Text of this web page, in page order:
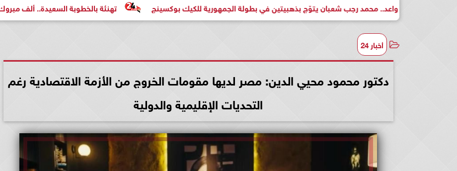
تهنئة بالخطوبة السعيدة.. ألف مبروك لبطل واعد.. محمد رجب شعبان يتوّج بذهبيتين في بطولة الجمهورية للكيك بوكسينج
أخبار 24
دكتور محمود محيي الدين: مصر لديها مقومات الخروج من الأزمة الاقتصادية رغم
التحديات الإقليمية والدولية